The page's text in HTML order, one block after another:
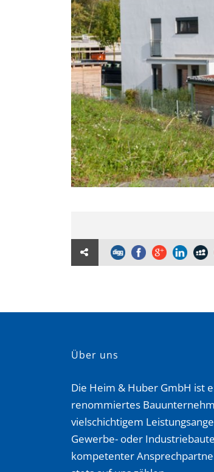
Über uns
Die Heim & Huber GmbH ist
renommiertes
vielschichtigem
Gewerbe- oder
kompetenter